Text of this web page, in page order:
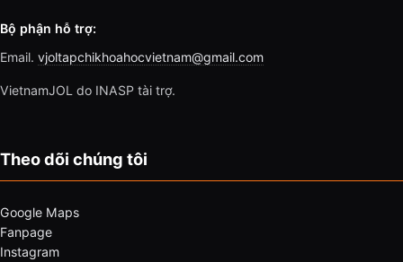
Bộ phận hỗ trợ:
Email. vjoltapchikhoahocvietnam@gmail.com
VietnamJOL do INASP tài trợ.
Theo dõi chúng tôi
Google Maps
Fanpage
Instagram